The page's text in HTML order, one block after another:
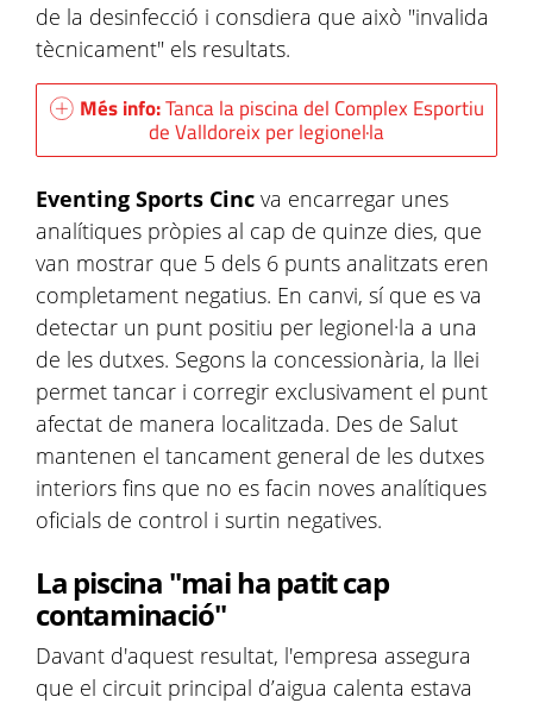
de la desinfecció i consdiera que això "invalida
tècnicament" els resultats.
Més info:Tanca la piscina del Complex Esportiu
de Valldoreix per legionel·la
Eventing Sports Cinc va encarregar unes
analítiques pròpies al cap de quinze dies, que
van mostrar que 5 dels 6 punts analitzats eren
completament negatius. En canvi, sí que es va
detectar un punt positiu per legionel·la a una
de les dutxes. Segons la concessionària, la llei
permet tancar i corregir exclusivament el punt
afectat de manera localitzada. Des de Salut
mantenen el tancament general de les dutxes
interiors fins que no es facin noves analítiques
oficials de control i surtin negatives.
La piscina "mai ha patit cap
contaminació"
Davant d'aquest resultat, l'empresa assegura
que el circuit principal d’aigua calenta estava